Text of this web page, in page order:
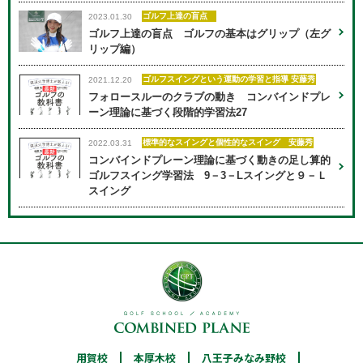
2023.01.30 ゴルフ上達の盲点
ゴルフ上達の盲点 ゴルフの基本はグリップ（左グ
リップ編）
2021.12.20 ゴルフスイングという運動の学習と指導 安藤秀
フォロースルーのクラブの動き コンバインドプレ
ーン理論に基づく段階的学習法27
2022.03.31 標準的なスイングと個性的なスイング 安藤秀
コンバインドプレーン理論に基づく動きの足し算的
ゴルフスイング学習法 9－3－Lスイングと９－Ｌ
スイング
用賀校 本厚木校 八王子みなみ野校
用賀校
046-205-7172
八王子みなみ野校